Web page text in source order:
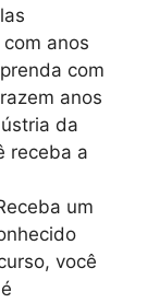
anos
com
anos
da
receba a
um
você